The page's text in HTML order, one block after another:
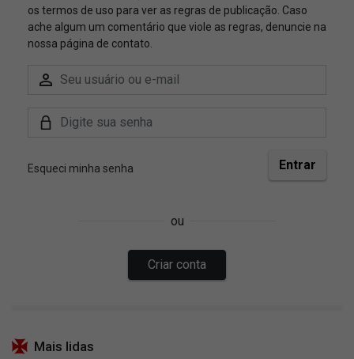
Mais lidas